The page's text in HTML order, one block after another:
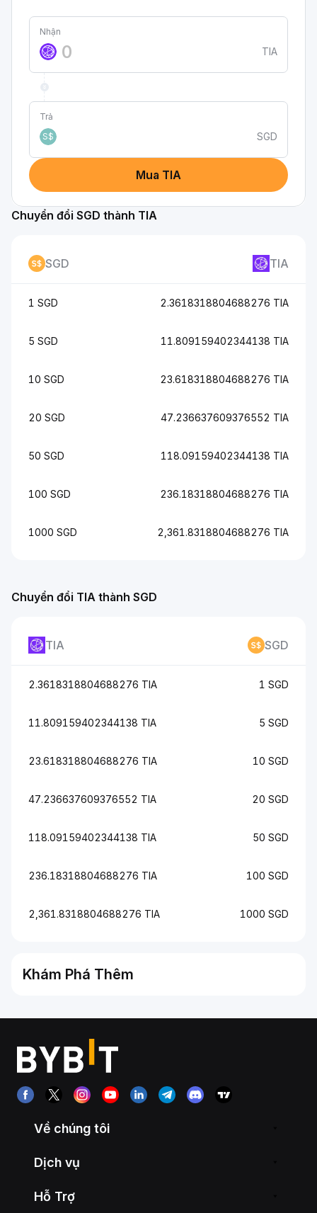
Nhận
TIA
Trả
S$
SGD
Mua TIA
Chuyển đổi TIA thành SGD
TIA SGD
2.3618318804688276 TIA 1 SGD
11.809159402344138 TIA 5 SGD
23.618318804688276 TIA 10 SGD
47.236637609376552 TIA 20 SGD
118.09159402344138 TIA 50 SGD
236.18318804688276 TIA 100 SGD
2,361.8318804688276 TIA 1000 SGD
Chuyển đổi SGD thành TIA
SGD TIA
1 SGD 2.3618318804688276 TIA
5 SGD 11.809159402344138 TIA
10 SGD 23.618318804688276 TIA
20 SGD 47.236637609376552 TIA
50 SGD 118.09159402344138 TIA
100 SGD 236.18318804688276 TIA
1000 SGD 2,361.8318804688276 TIA
Khám Phá Thêm
Về chúng tôi
Dịch vụ
Hỗ Trợ